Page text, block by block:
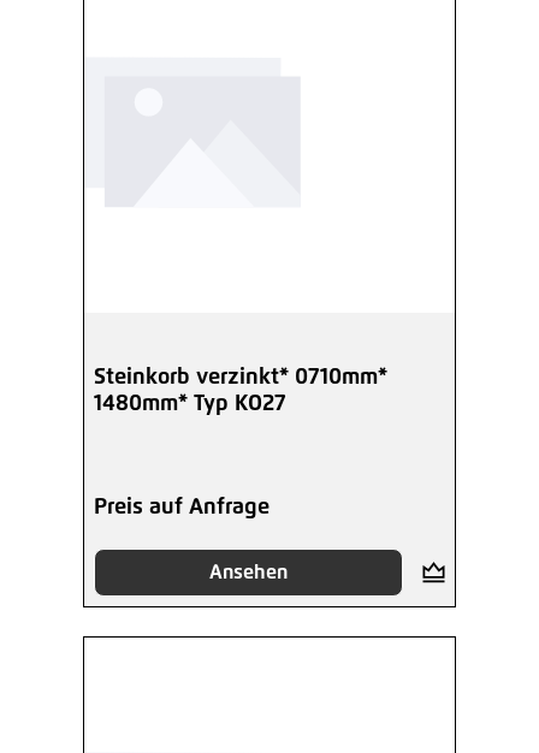
Steinkorb verzinkt* 0710mm*
1480mm* Typ KO27
Preis auf Anfrage
Ansehen